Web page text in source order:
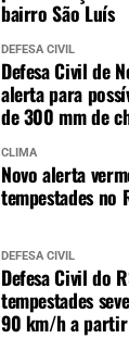
bairro São Luís
DEFESA CIVIL
Defesa Civil de
alerta para
de 300 mm de
CLIMA
Novo alerta
tempestades no
DEFESA CIVIL
Defesa Civil do
tempestades
90 km/h a